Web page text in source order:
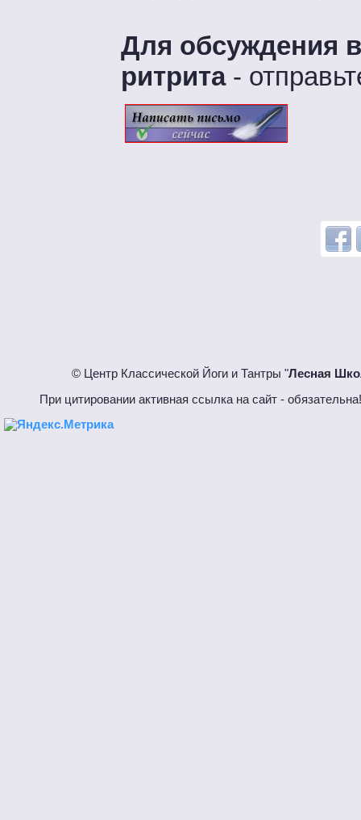
Для обсуждения
ритрита-
© Центр Классической Йоги и Тантры "Лесная
При цитировании активная ссылка на сайт -